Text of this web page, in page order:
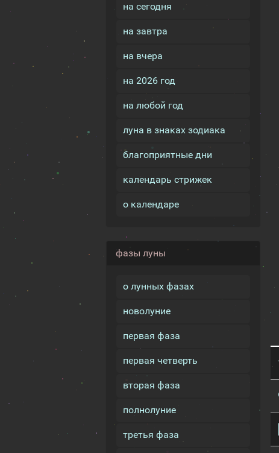
на сегодня
на завтра
на вчера
на 2026 год
на любой год
луна в знаках зодиака
благоприятные дни
календарь стрижек
о календаре
фазы луны
о лунных фазах
новолуние
первая фаза
первая четверть
вторая фаза
полнолуние
третья фаза